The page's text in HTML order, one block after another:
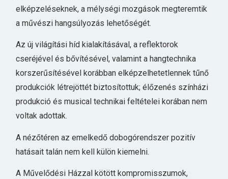
elképzeléseknek, a mélységi mozgások megteremtik
a művészi hangsúlyozás lehetőségét.
Az új világítási híd kialakításával, a reflektorok
cseréjével és bővítésével, valamint a hangtechnika
korszerűsítésével korábban elképzelhetetlennek tűnő
produkciók létrejöttét biztosítottuk; élőzenés színházi
produkció és musical technikai feltételei korában nem
voltak adottak.
A nézőtéren az emelkedő dobogórendszer pozitív
hatásait talán nem kell külön kiemelni.
A Művelődési Házzal kötött kompromisszumok,